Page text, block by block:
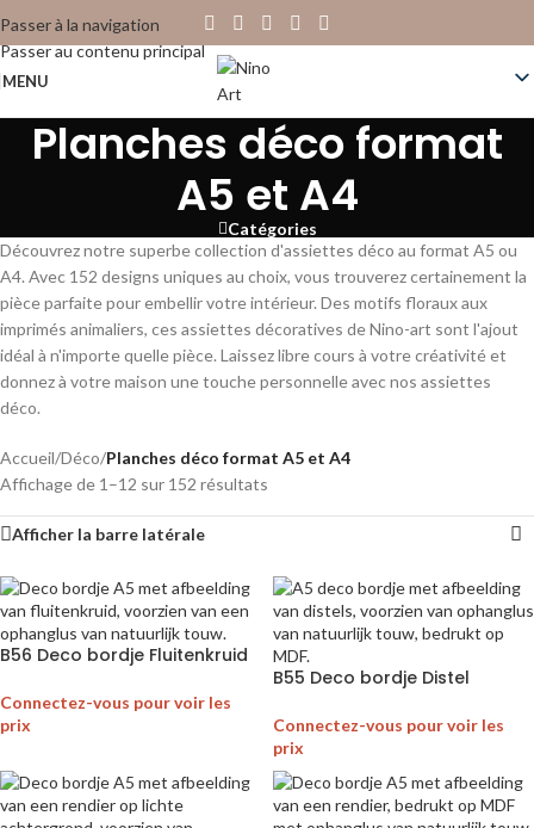
Passer à la navigation
Passer au contenu principal
MENU
Planches déco format
A5 et A4
Catégories
Découvrez notre superbe collection d'assiettes déco au format A5 ou
A4. Avec 152 designs uniques au choix, vous trouverez certainement la
pièce parfaite pour embellir votre intérieur. Des motifs floraux aux
imprimés animaliers, ces assiettes décoratives de Nino-art sont l'ajout
idéal à n'importe quelle pièce. Laissez libre cours à votre créativité et
donnez à votre maison une touche personnelle avec nos assiettes
déco.
Accueil/Déco/Planches déco format A5 et A4
Affichage de 1–12 sur 152 résultats
Afficher la barre latérale
B56 Deco bordje Fluitenkruid
Connectez-vous pour voir les
prix
B55 Deco bordje Distel
Connectez-vous pour voir les
prix